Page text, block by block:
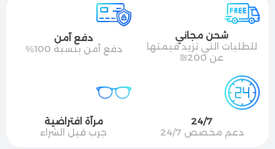
شحن مجاني
للطلبات التي تزيد قيمتها
عن 200₪
دفع آمن
دفع آمن بنسبة 100%
24/7
دعم مخصص 24/7
مرآة افتراضية
جرب قبل الشراء